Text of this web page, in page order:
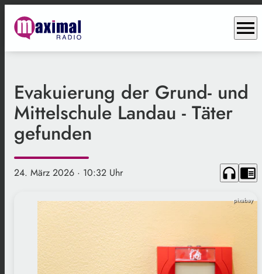
menu
Evakuierung der Grund- und
Mittelschule Landau - Täter
gefunden
24. März 2026 · 10:32 Uhr headphones chrome_reader_mode
pixabay